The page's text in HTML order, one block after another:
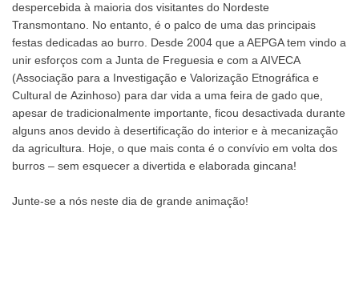
despercebida à maioria dos visitantes do Nordeste
Transmontano. No entanto, é o palco de uma das principais
festas dedicadas ao burro. Desde 2004 que a AEPGA tem vindo a
unir esforços com a Junta de Freguesia e com a AIVECA
(Associação para a Investigação e Valorização Etnográfica e
Cultural de Azinhoso) para dar vida a uma feira de gado que,
apesar de tradicionalmente importante, ficou desactivada durante
alguns anos devido à desertificação do interior e à mecanização
da agricultura. Hoje, o que mais conta é o convívio em volta dos
burros – sem esquecer a divertida e elaborada gincana!
Junte-se a nós neste dia de grande animação!